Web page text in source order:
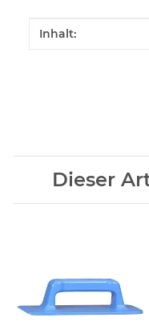
Wert
Inhalt:
Dieser